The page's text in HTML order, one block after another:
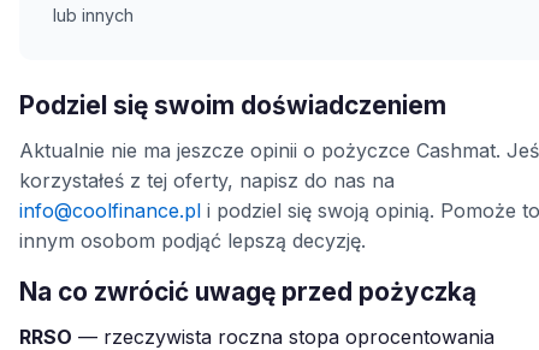
lub innych
Podziel się swoim doświadczeniem
Aktualnie nie ma jeszcze opinii o pożyczce Cashmat.
korzystałeś z tej oferty, napisz do nas na
info@coolfinance.pl i podziel się swoją opinią. Pomoże to
innym osobom podjąć lepszą decyzję.
Na co zwrócić uwagę przed pożyczką
RRSO — rzeczywista roczna stopa oprocentowania